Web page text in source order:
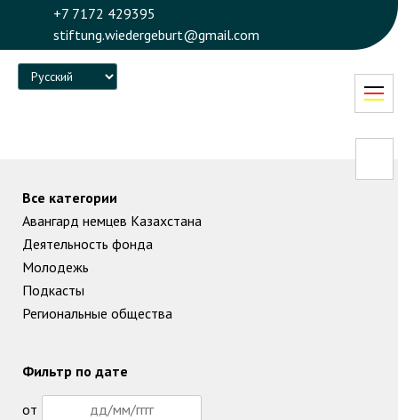
+7 7172 429395
stiftung.wiedergeburt@gmail.com
Language
Все категории
Авангард немцев Казахстана
Деятельность фонда
Молодежь
Подкасты
Региональные общества
Фильтр по дате
от